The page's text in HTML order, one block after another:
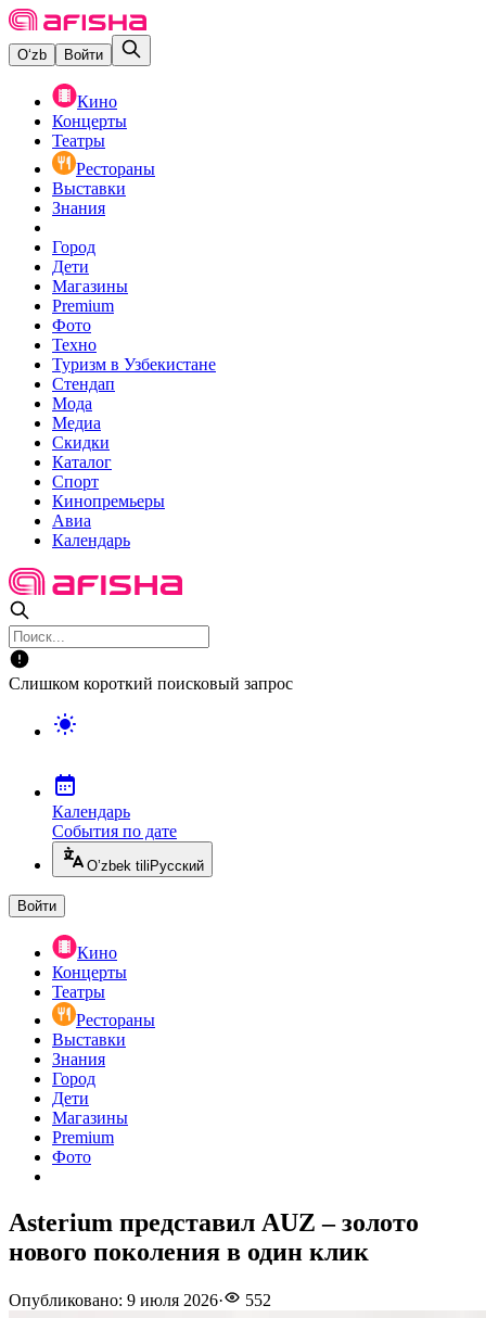
O‘zb Войти
Кино
Концерты
Театры
Рестораны
Выставки
Знания
Город
Дети
Магазины
Premium
Фото
Техно
Туризм в Узбекистане
Стендап
Мода
Медиа
Скидки
Каталог
Спорт
Кинопремьеры
Авиа
Календарь
Слишком короткий поисковый запрос
Календарь
События по дате
O’zbek tili Русский
Войти
Кино
Концерты
Театры
Рестораны
Выставки
Знания
Город
Дети
Магазины
Premium
Фото
Asterium представил AUZ – золото
нового поколения в один клик
Опубликовано: 9 июля 2026· 552